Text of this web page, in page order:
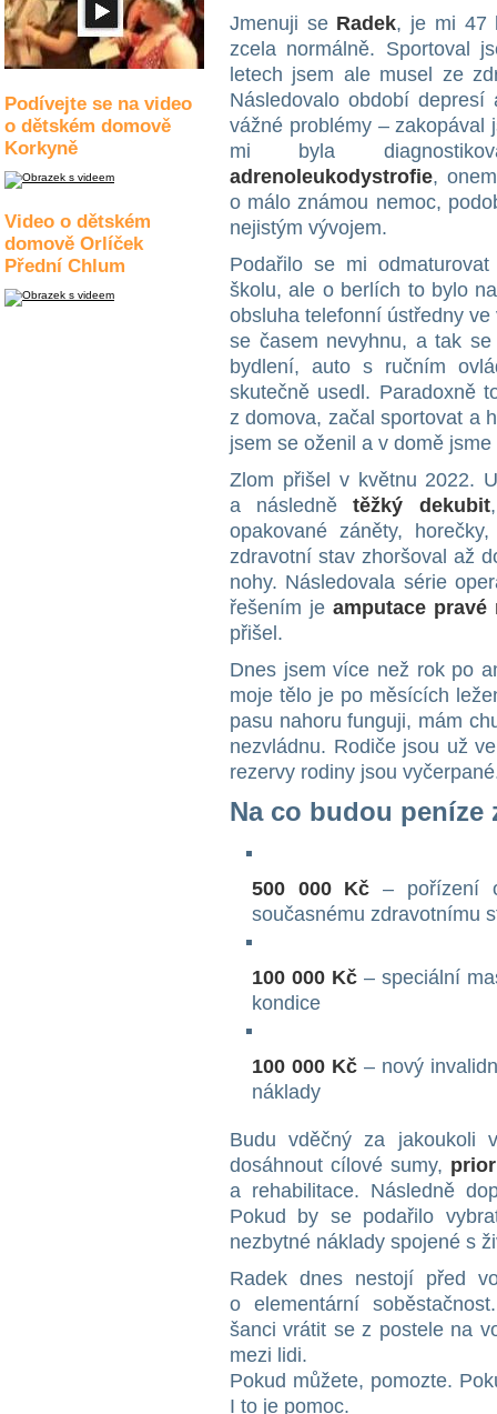
Podívejte se na video
o dětském domově
Korkyně
Video o dětském
domově Orlíček
Přední Chlum
Jmenuji se Radek, je mi 47
zcela normálně. Sportoval
letech jsem ale musel ze
Následovalo období
vážné problémy – zakopával
mi byla
adrenoleukodystrofie,
o málo známou nemoc,
nejistým vývojem.
Podařilo se mi
školu, ale o berlích to bylo
obsluha telefonní ústředny
se časem nevyhnu, a tak
bydlení, auto s ručním
skutečně usedl. Paradoxně
z domova, začal sportovat a
jsem se oženil a v domě
Zlom přišel v květnu 2022.
a následnětěžký dekubit
opakované záněty,
zdravotní stav zhoršoval až
nohy. Následovala série
řešením jeamputace pravé
přišel.
Dnes jsem více než rok po
moje tělo je po měsících
pasu nahoru funguji, mám
nezvládnu. Rodiče jsou už
rezervy rodiny jsou
Na co budou
500 000 Kč – pořízení
současnému zdravotnímu
100 000 Kč – speciální
kondice
100 000 Kč– nový
náklady
Budu vděčný za jakoukoli
dosáhnout cílové sumy,
a rehabilitace. Následně
Pokud by se podařilo
nezbytné náklady spojené s
Radek dnes nestojí před
o elementární
šanci vrátit se z postele na
mezi lidi.
Pokud můžete, pomozte.
I to je pomoc.